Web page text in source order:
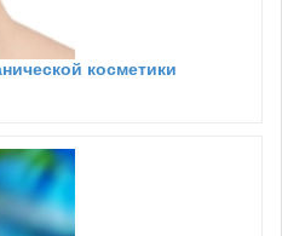
косметики